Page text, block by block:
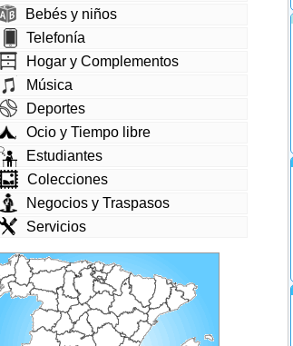
Bebés y niños
Telefonía
Hogar y Complementos
Música
Deportes
Ocio y Tiempo libre
Estudiantes
Colecciones
Negocios y Traspasos
Servicios